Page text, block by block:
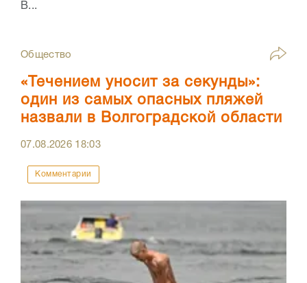
В...
Общество
«Течением уносит за секунды»:
один из самых опасных пляжей
назвали в Волгоградской области
07.08.2026 18:03
Комментарии